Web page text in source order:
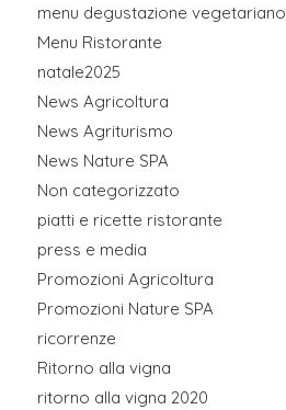
menu degustazione vegetariano
Menu Ristorante
natale2025
News Agricoltura
News Agriturismo
News Nature SPA
Non categorizzato
piatti e ricette ristorante
press e media
Promozioni Agricoltura
Promozioni Nature SPA
ricorrenze
Ritorno alla vigna
ritorno alla vigna 2020